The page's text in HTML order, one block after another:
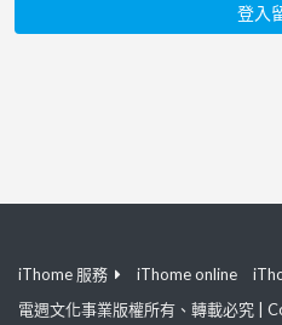
登入
iThome 服務 iThome online
電週文化事業版權所有、轉載必究 |